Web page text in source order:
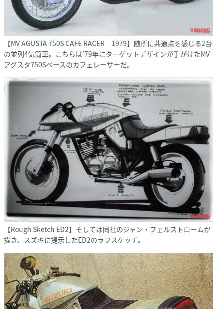
【MV AGUSTA 750S CAFE RACER 1979】随所に共通点を感じる2台
の並列4気筒車。こちらは’79年にターゲットデザインが手がけたMV
アグスタ750Sベースのカフェレーサーだ。
【Rough Sketch ED2】そしては同社のジャン・フェルストロームが
描き、スズキに提示したED2のラフスケッチ。